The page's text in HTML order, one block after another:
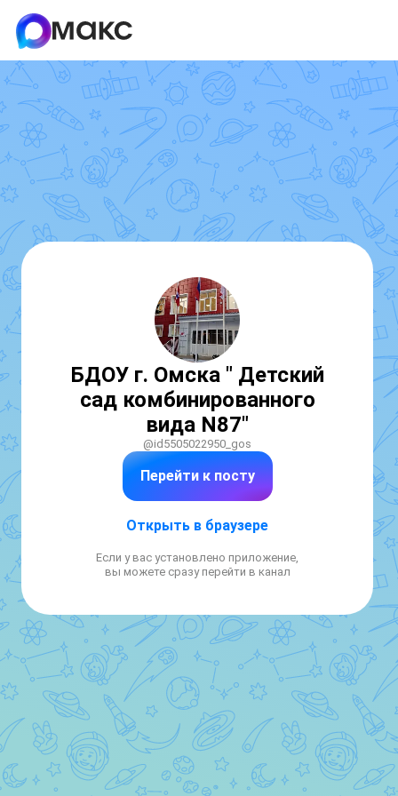
БДОУ г. Омска " Детский
сад комбинированного
вида N87"
@id5505022950_gos
Перейти к посту
Открыть в браузере
Если у вас установлено приложение,
вы можете сразу перейти в канал